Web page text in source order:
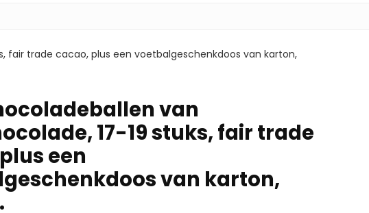
fair trade cacao, plus een voetbalgeschenkdoos van karton,
van
17-19 stuks, fair trade
een
van karton,